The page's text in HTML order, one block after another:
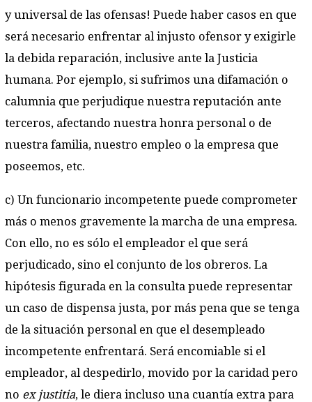
y universal de las ofensas! Puede haber casos en que
será necesario enfrentar al injusto ofensor y exigirle
la debida reparación, inclusive ante la Justicia
humana. Por ejemplo, si sufrimos una difamación o
calumnia que perjudique nuestra reputación ante
terceros, afectando nuestra honra personal o de
nuestra familia, nuestro empleo o la empresa que
poseemos, etc.
c) Un funcionario incompetente puede comprometer
más o menos gravemente la marcha de una empresa.
Con ello, no es sólo el empleador el que será
perjudicado, sino el conjunto de los obreros. La
hipótesis figurada en la consulta puede representar
un caso de dispensa justa, por más pena que se tenga
de la situación personal en que el desempleado
incompetente enfrentará. Será encomiable si el
empleador, al despedirlo, movido por la caridad pero
no ex justitia, le diera incluso una cuantía extra para